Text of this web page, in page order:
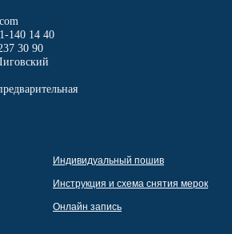
140 14 40
30 90
Индивидуальный пошив
Инструкция и схема снятия мерок
Онлайн запись